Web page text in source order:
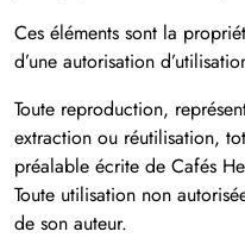
Ces éléments sont la
d’une autorisation
Toute reproduction,
extraction ou réutilisation,
préalable écrite de Cafés
Toute utilisation non
de son auteur.